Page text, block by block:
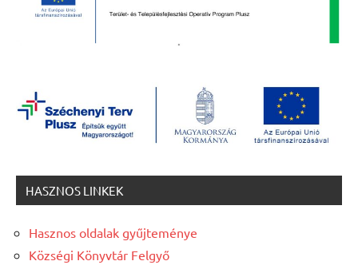
HASZNOS LINKEK
Hasznos oldalak gyűjteménye
Községi Könyvtár Felgyő